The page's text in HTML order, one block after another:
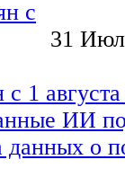
31
1